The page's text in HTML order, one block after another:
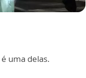
é uma delas.